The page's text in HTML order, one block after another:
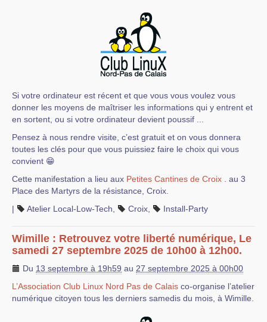
Si votre ordinateur est récent et que vous vous voulez vous
donner les moyens de maîtriser les informations qui y entrent et
en sortent, ou si votre ordinateur devient poussif ...
Pensez à nous rendre visite, c’est gratuit et on vous donnera
toutes les clés pour que vous puissiez faire le choix qui vous
convient 😁
Cette manifestation a lieu aux Petites Cantines de Croix . au 3
Place des Martyrs de la résistance, Croix.
|
Atelier Local-Low-Tech Croix Install-Party
Wimille : Retrouvez votre liberté numérique, Le
samedi 27 septembre 2025 de 10h00 à 12h00.
Du 13 septembre à 19h59 au 27 septembre 2025 à 00h00
L’Association Club Linux Nord Pas de Calais co-organise l’atelier
numérique citoyen tous les derniers samedis du mois, à Wimille.